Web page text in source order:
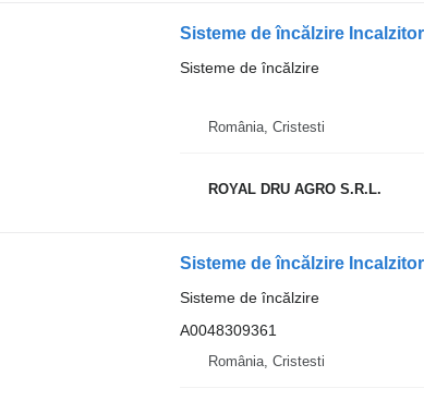
Sisteme de încălzire
România, Cristesti
ROYAL DRU AGRO S.R.L.
Sisteme de încălzire
A0048309361
România, Cristesti